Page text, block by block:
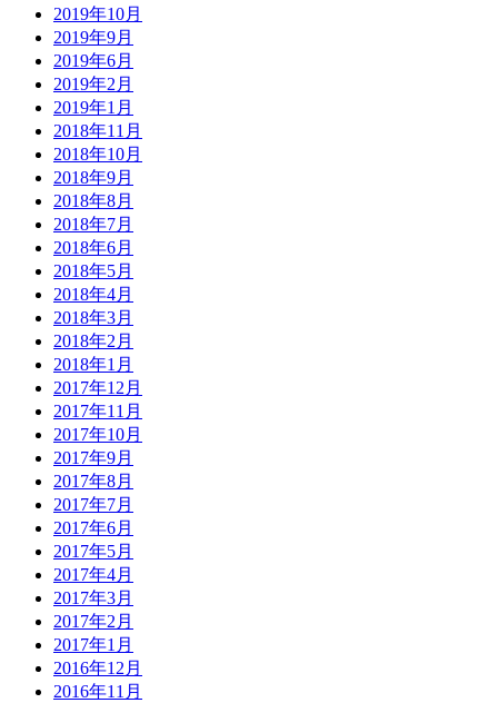
2019年10月
2019年9月
2019年6月
2019年2月
2019年1月
2018年11月
2018年10月
2018年9月
2018年8月
2018年7月
2018年6月
2018年5月
2018年4月
2018年3月
2018年2月
2018年1月
2017年12月
2017年11月
2017年10月
2017年9月
2017年8月
2017年7月
2017年6月
2017年5月
2017年4月
2017年3月
2017年2月
2017年1月
2016年12月
2016年11月